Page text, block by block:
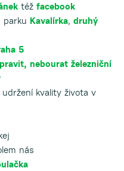
též facebook
parku Kavalírka, druhý
5
nebourat železniční
kvality života v
nás